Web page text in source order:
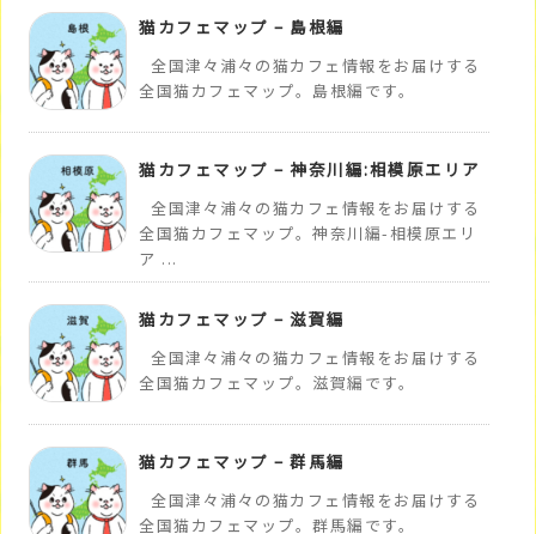
猫カフェマップ – 島根編
全国津々浦々の猫カフェ情報をお届けする
全国猫カフェマップ。島根編です。
猫カフェマップ – 神奈川編:相模原エリア
全国津々浦々の猫カフェ情報をお届けする
全国猫カフェマップ。神奈川編-相模原エリ
ア ...
猫カフェマップ – 滋賀編
全国津々浦々の猫カフェ情報をお届けする
全国猫カフェマップ。滋賀編です。
猫カフェマップ – 群馬編
全国津々浦々の猫カフェ情報をお届けする
全国猫カフェマップ。群馬編です。